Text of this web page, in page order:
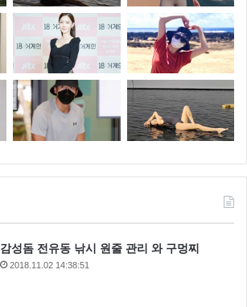
감성돔 전유동 낚시 원줄 관리 와 구멍찌
2018.11.02 14:38:51